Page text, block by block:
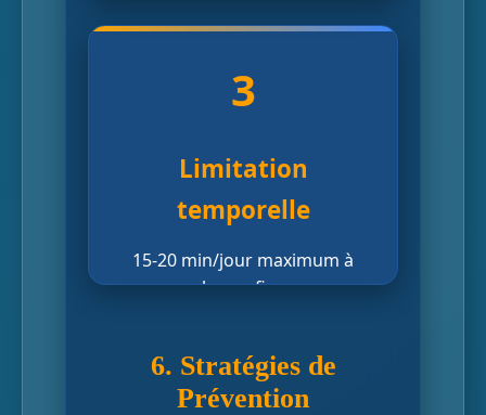
3
Limitation
temporelle
15-20 min/jour maximum à
heure fixe
6. Stratégies de
Prévention